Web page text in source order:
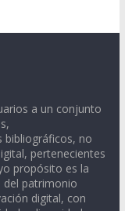
a un conjunto
bibliográficos, no
pertenecientes
propósito es la
del patrimonio
digital, con